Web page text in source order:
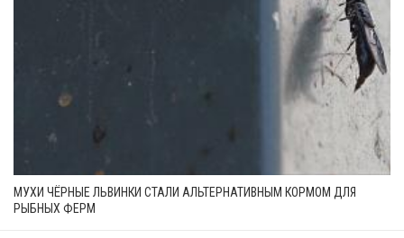
МУХИ ЧЁРНЫЕ ЛЬВИНКИ СТАЛИ АЛЬТЕРНАТИВНЫМ КОРМОМ ДЛЯ
РЫБНЫХ ФЕРМ